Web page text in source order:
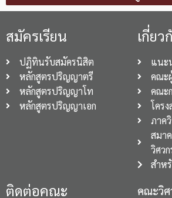
สมัครเรียน
ปฏิทินรับสมัครนิสิต
หลักสูตรปริญญาตรี
หลักสูตรปริญญาโท
หลักสูตรปริญญาเอก
เกี่ย
แนะ
คณะ
คณะ
โคร
ภาค
สมา
วิศว
สำห
ติดต่อคณะ
คณะวิศ